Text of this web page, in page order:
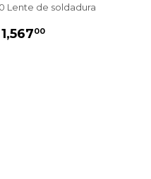
Lente de soldadura
00